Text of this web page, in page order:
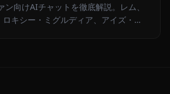
向けAIチャットを徹底解説。レム、
キシー・ミグルディア、アイズ・ヴ